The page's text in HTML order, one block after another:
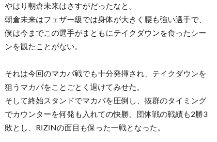
やはり朝倉未来はさすがだったなと。
朝倉未来はフェザー級では身体が大きく腰も強い選手で、
僕は今までこの選手がまともにテイクダウンを食ったシー
ンを観たことがない。
それは今回のマカパ戦でも十分発揮され、テイクダウンを
狙うマカパをことごとく退けてみせた。
そして終始スタンドでマカパを圧倒し、抜群のタイミング
でカウンターを何発も入れての快勝。団体戦の戦績も2勝3
敗とし、RIZINの面目も保った一戦となった。